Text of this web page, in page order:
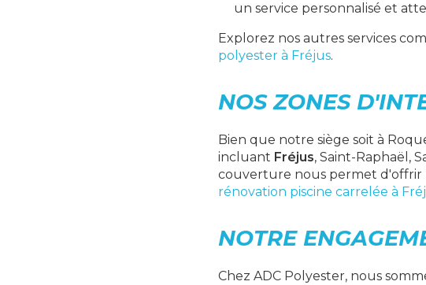
un service personnalisé et
Explorez nos autres services
polyester à Fréjus.
NOS ZONES
Bien que notre siège soit à
incluant Fréjus, Saint-Raphaël,
couverture nous permet d'offrir
rénovation piscine carrelée à
NOTRE
Chez ADC Polyester, nous